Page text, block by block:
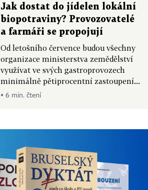
Jak dostat do jídelen lokální
biopotraviny? Provozovatelé
a farmáři se propojují
Od letošního července budou všechny
organizace ministerstva zemědělství
využívat ve svých gastroprovozech
minimálně pětiprocentní zastoupení...
▪ 6 min. čtení